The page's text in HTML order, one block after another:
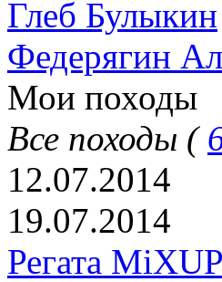
Глеб Булыкин
Федерягин
Мои походы
Все походы (
12.07.2014
19.07.2014
Регата